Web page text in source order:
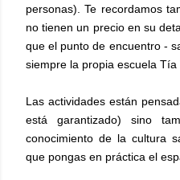
personas). Te recordamos
no tienen un precio en su
que el punto de encuentro -
siempre la propia escuela Tía
Las actividades están
está garantizado) sino
conocimiento de la cultura
que pongas en práctica el